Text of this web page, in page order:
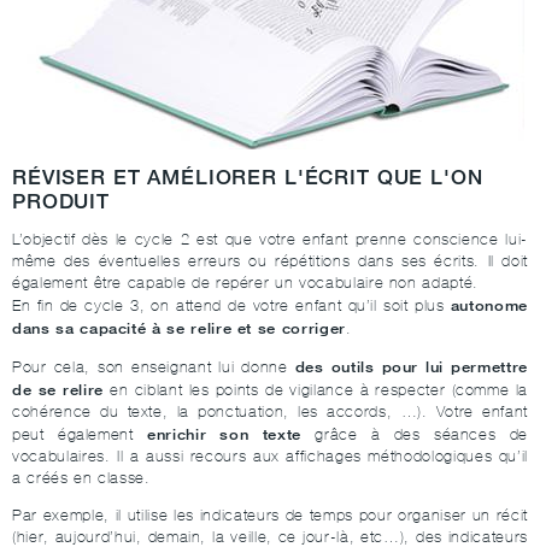
RÉVISER ET AMÉLIORER L'ÉCRIT QUE L'ON
PRODUIT
L’objectif dès le cycle 2 est que votre enfant prenne conscience lui-
même des éventuelles erreurs ou répétitions dans ses écrits. Il doit
également être capable de repérer un vocabulaire non adapté.
En fin de cycle 3, on attend de votre enfant qu’il soit plus autonome
dans sa capacité à se relire et se corriger
Pour cela, son enseignant lui donne des outils pour lui permettre
de se relire en ciblant les points de vigilance à respecter (comme la
cohérence du texte, la ponctuation, les accords, …). Votre enfant
peut également enrichir son texte grâce à des séances de
vocabulaires. Il a aussi recours aux affichages méthodologiques qu’il
a créés en classe.
Par exemple, il utilise les indicateurs de temps pour organiser un récit
(hier, aujourd’hui, demain, la veille, ce jour-là, etc…), des indicateurs